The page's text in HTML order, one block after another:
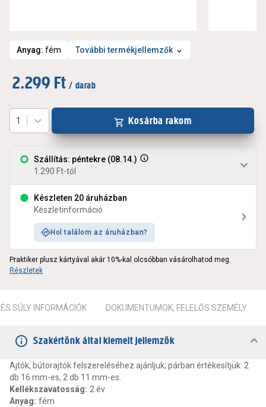
Anyag: fém További termékjellemzők
2.299 Ft / darab
Szállítás: péntekre (08.14.)
1.290 Ft-tól
Készleten 20 áruházban
Készletinformáció
Hol találom az áruházban?
1 Kosárba rakom
Praktiker plusz kártyával akár 10%-kal olcsóbban vásárolhatod meg.
Részletek
SÚLY INFORMÁCIÓK DOKUMENTUMOK, FELELŐS SZEMÉLY
Szakértőnk által kiemelt jellemzők
Ajtók, bútorajtók felszereléséhez ajánljuk; párban értékesítjük: 2
db 16 mm-es, 2 db 11 mm-es.
Kellékszavatosság: 2 év
Anyag: fém